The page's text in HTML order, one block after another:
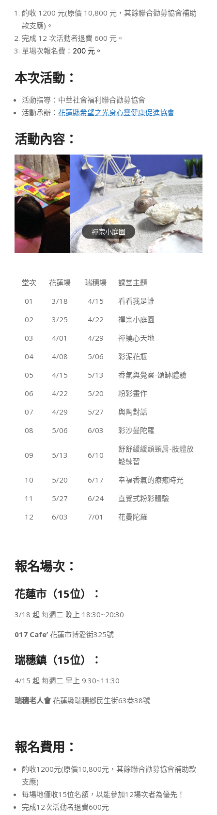
酌收 1200 元(原價 10,800 元，其餘聯合勸募協會補助
款支應)。
完成 12 次活動者退費 600 元。
單場次報名費： 200 元。
本次活動：
活動指導：中華社會福利聯合勸募協會
活動承辦： 花蓮縣希望之光身心靈健康促進協會
活動內容：
禪宗小庭園
堂次 花蓮場 瑞穗場
課堂主題
01
3/18 4/15
看看我是誰
02
3/25 4/22
禪宗小庭園
03
4/01 4/29
禪繞心天地
04
4/08 5/06
彩泥花瓶
05
4/15 5/13
香氣與覺察-頌缽體驗
06
4/22 5/20
粉彩畫作
07
4/29 5/27
與陶對話
08
5/06 6/03 彩沙曼陀羅
09 5/13 6/10
舒舒緩緩頭頸肩-肢體放
鬆練習
10
5/20 6/17
幸福香氣的療癒時光
11
5/27 6/24
直覺式粉彩體驗
12
6/03 7/01 花曼陀羅
報名場次：
花蓮市（15位）：
3/18 起 每週二 晚上 18:30~20:30
017 Cafe’ 花蓮市博愛街325號
瑞穗鎮（15位）：
4/15 起 每週二 早上 9:30~11:30
瑞穗老人會花蓮縣瑞穗鄉民生街63巷38號
報名費用：
酌收1200元(原價10,800元，其餘聯合勸募協會補助款
支應)
每場地僅收15位名額，以能參加12場次者為優先！
完成12次活動者退費600元